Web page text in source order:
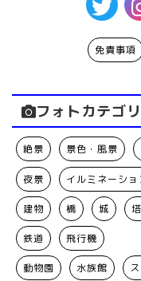
免責事項
フォトカテゴ
絶景 景色・風景
夜景 イルミネーショ
建物 橋 城
鉄道 飛行機
動物園 水族館